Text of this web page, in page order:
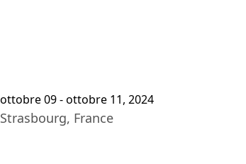
ottobre 09 - ottobre 11, 2024
Strasbourg, France